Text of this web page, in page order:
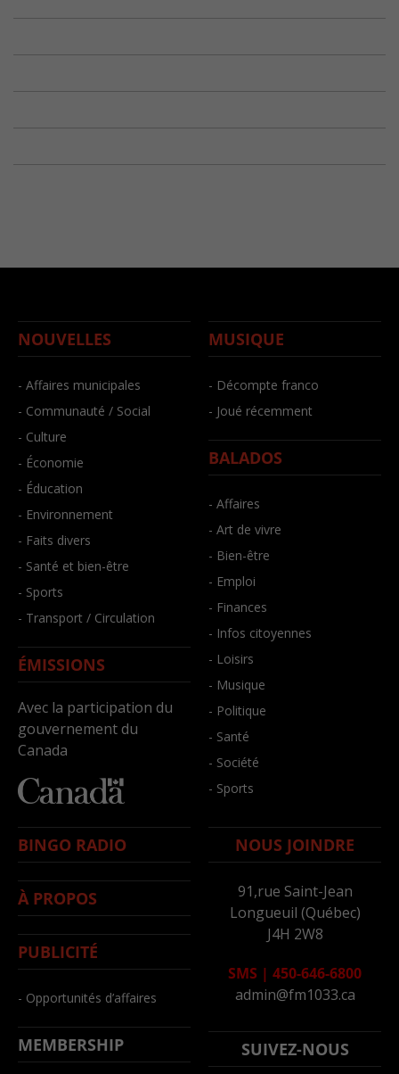
NOUVELLES
- Affaires municipales
- Communauté / Social
- Culture
- Économie
- Éducation
- Environnement
- Faits divers
- Santé et bien-être
- Sports
- Transport / Circulation
ÉMISSIONS
Avec la participation du
gouvernement du
Canada
MUSIQUE
- Décompte franco
- Joué récemment
BALADOS
- Affaires
- Art de vivre
- Bien-être
- Emploi
- Finances
- Infos citoyennes
- Loisirs
- Musique
- Politique
- Santé
- Société
- Sports
BINGO RADIO
À PROPOS
PUBLICITÉ
- Opportunités d’affaires
MEMBERSHIP
NOUS JOINDRE
91,rue Saint-Jean
Longueuil (Québec)
J4H 2W8
SMS | 450-646-6800
admin@fm1033.ca
SUIVEZ-NOUS